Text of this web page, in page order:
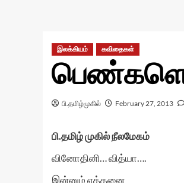
இலக்கியம் கவிதைகள்
பி.தமிழ்முகில் February 27, 2013
பி.தமிழ் முகில் நீலமேகம்
வினோதினி… வித்யா….
இன்னும் எத்தனை